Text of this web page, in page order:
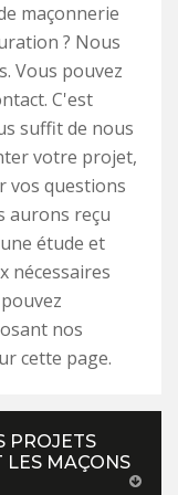
maçonnerie
? Nous
Vous pouvez
C'est
suffit de nous
votre projet,
vos questions
aurons reçu
étude et
nécessaires
nos
cette page.
PROJETS
LES MAÇONS